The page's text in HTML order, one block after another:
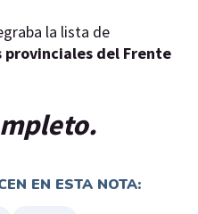
la lista de
del Frente
EN ESTA NOTA: